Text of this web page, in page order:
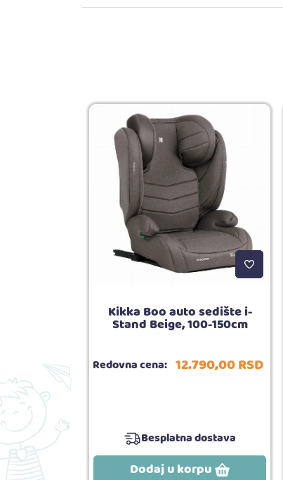
RSD
5.00
1
Kikka Boo auto sedište i-
Stand Beige, 100-150cm
Redovna cena: 12.790,00RSD
Besplatna dostava
Dodaj u korpu